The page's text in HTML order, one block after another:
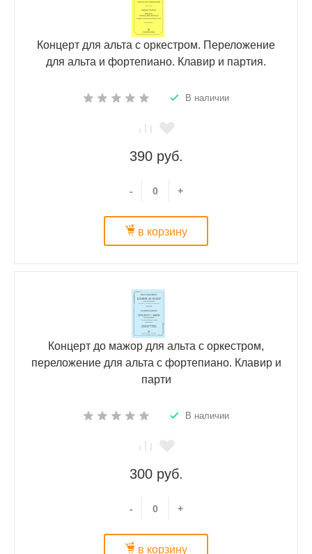
Концерт для альта с оркестром. Переложение
для альта и фортепиано. Клавир и партия.
В наличии
390 руб.
- +
в корзину
Концерт до мажор для альта с оркестром,
переложение для альта с фортепиано. Клавир и
парти
В наличии
300 руб.
- +
в корзину